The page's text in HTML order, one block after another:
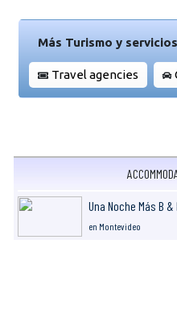
Más Turismo y
Travel agencies
Una Noche Más B &
en Montevideo